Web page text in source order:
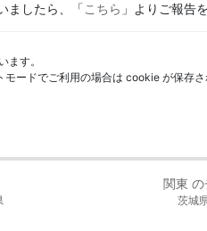
ましたら、「こちら 」よりご報告
ます。
ードでご利用の場合は cookie が保存
関東 の
茨城